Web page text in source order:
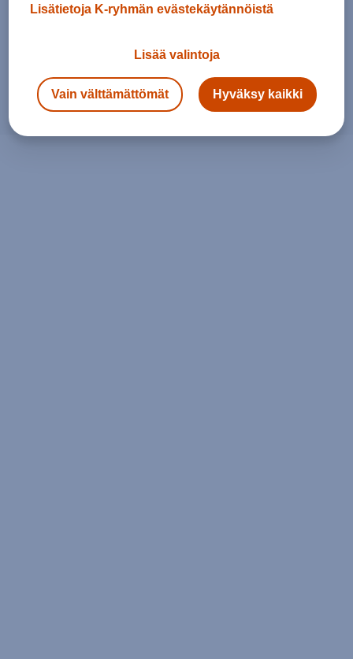
SEAT-pisteemme palvelevat
Tervetuloa
liikkeeseen
Lisätietoja K-ryhmän evästekäytännöistä
Lisää valintoja
Vain välttämättömät Hyväksy kaikki